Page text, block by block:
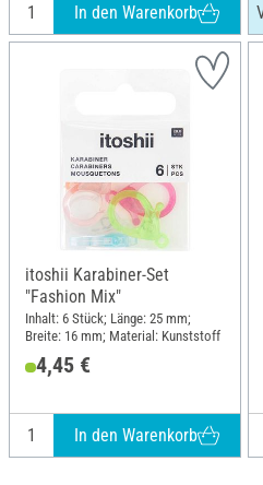
In den Warenkorb
itoshii Karabiner-Set
"Fashion Mix"
Inhalt: 6 Stück; Länge: 25 mm;
Breite: 16 mm; Material: Kunststoff
4,45 €
In den Warenkorb